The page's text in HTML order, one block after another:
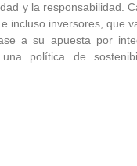
y la responsabilidad.
incluso inversores, que
a su apuesta por
política de